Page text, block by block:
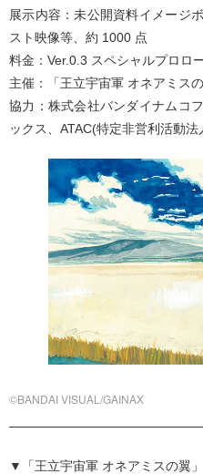
展示内容：未公開資料イメージ
スト映像等、約 1000 点
料金：Ver.0.3 スペシャルプロロ
主催：「王立宇宙軍 オネアミス
協力：株式会社バンダイナムコ
ックス、ATAC(特定非営利活動
©BANDAI VISUAL/GAINAX
▼「王立宇宙軍 オネアミスの翼